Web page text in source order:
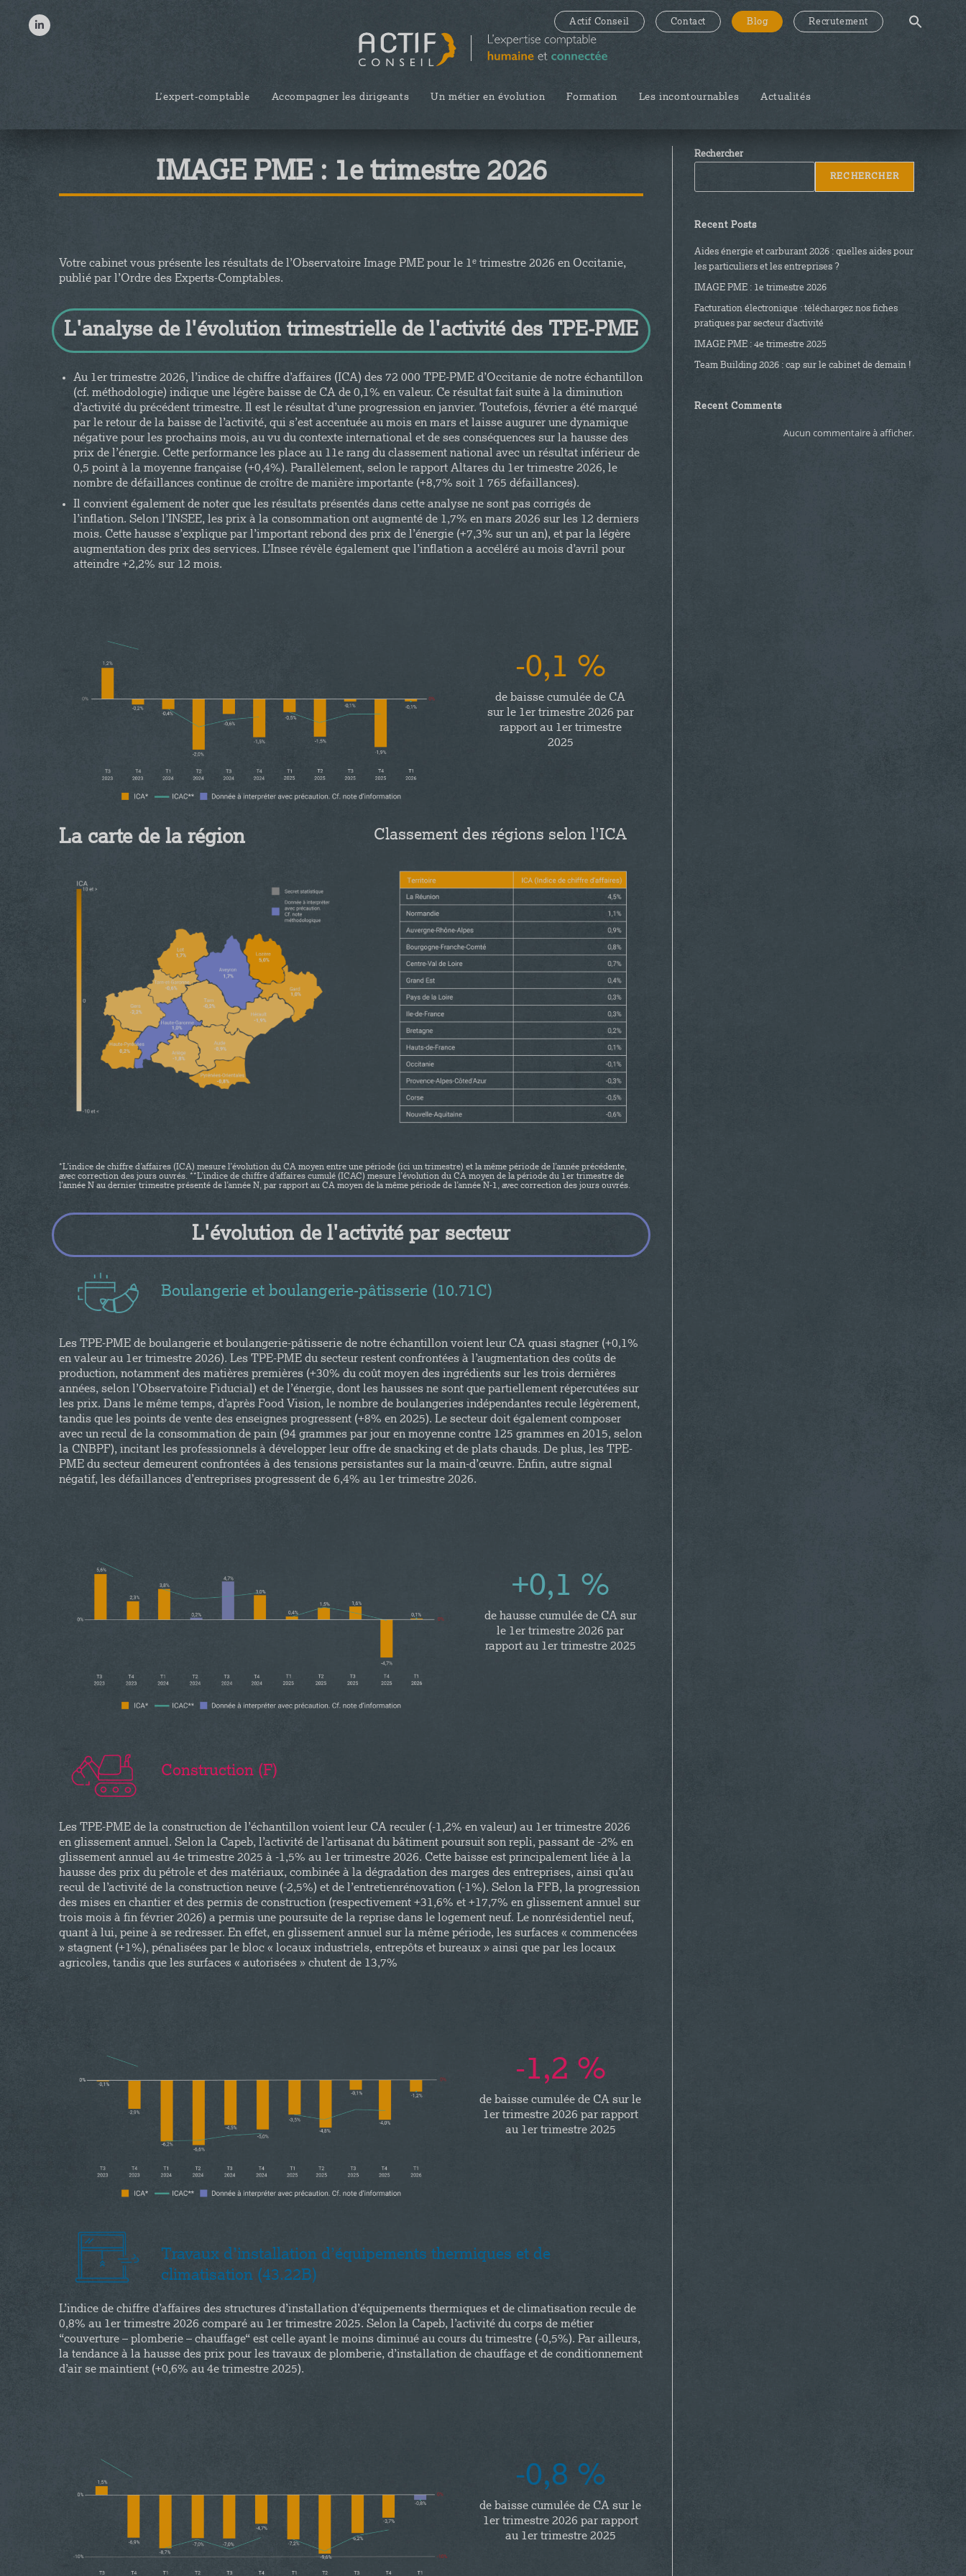
Actif Conseil Contact Blog Recrutement
L’expert-comptable Accompagner les dirigeants Un métier en évolution Formation Les incontournables Actualités
IMAGE PME : 1e trimestre 2026
Votre cabinet vous présente les résultats de l’Observatoire Image PME pour le 1ᵉ trimestre 2026 en Occitanie,
publié par l’Ordre des Experts-Comptables.
L'analyse de l'évolution trimestrielle de l'activité des TPE-PME
Au 1er trimestre 2026, l’indice de chiffre d’affaires (ICA) des 72 000 TPE-PME d’Occitanie de notre échantillon
(cf. méthodologie) indique une légère baisse de CA de 0,1% en valeur. Ce résultat fait suite à la diminution
d’activité du précédent trimestre. Il est le résultat d’une progression en janvier. Toutefois, février a été marqué
par le retour de la baisse de l’activité, qui s’est accentuée au mois en mars et laisse augurer une dynamique
négative pour les prochains mois, au vu du contexte international et de ses conséquences sur la hausse des
prix de l’énergie. Cette performance les place au 11e rang du classement national avec un résultat inférieur de
0,5 point à la moyenne française (+0,4%). Parallèlement, selon le rapport Altares du 1er trimestre 2026, le
nombre de défaillances continue de croître de manière importante (+8,7% soit 1 765 défaillances).
Il convient également de noter que les résultats présentés dans cette analyse ne sont pas corrigés de
l’inflation. Selon l’INSEE, les prix à la consommation ont augmenté de 1,7% en mars 2026 sur les 12 derniers
mois. Cette hausse s’explique par l’important rebond des prix de l’énergie (+7,3% sur un an), et par la légère
augmentation des prix des services. L’Insee révèle également que l’inflation a accéléré au mois d’avril pour
atteindre +2,2% sur 12 mois.
-0,1 %
de baisse cumulée de CA
sur le 1er trimestre 2026 par
rapport au 1er trimestre
2025
La carte de la région Classement des régions selon l'ICA
*L’indice de chiffre d’affaires (ICA) mesure l’évolution du CA moyen entre une période (ici un trimestre) et la même période de l’année précédente,
avec correction des jours ouvrés. **L’indice de chiffre d’affaires cumulé (ICAC) mesure l’évolution du CA moyen de la période du 1er trimestre de
l’année N au dernier trimestre présenté de l’année N, par rapport au CA moyen de la même période de l’année N-1, avec correction des jours ouvrés.
L'évolution de l'activité par secteur
Boulangerie et boulangerie-pâtisserie (10.71C)​
Les TPE-PME de boulangerie et boulangerie-pâtisserie de notre échantillon voient leur CA quasi stagner (+0,1%
en valeur au 1er trimestre 2026). Les TPE-PME du secteur restent confrontées à l’augmentation des coûts de
production, notamment des matières premières (+30% du coût moyen des ingrédients sur les trois dernières
années, selon l’Observatoire Fiducial) et de l’énergie, dont les hausses ne sont que partiellement répercutées sur
les prix. Dans le même temps, d’après Food Vision, le nombre de boulangeries indépendantes recule légèrement,
tandis que les points de vente des enseignes progressent (+8% en 2025). Le secteur doit également composer
avec un recul de la consommation de pain (94 grammes par jour en moyenne contre 125 grammes en 2015, selon
la CNBPF), incitant les professionnels à développer leur offre de snacking et de plats chauds. De plus, les TPE-
PME du secteur demeurent confrontées à des tensions persistantes sur la main-d’œuvre. Enfin, autre signal
négatif, les défaillances d’entreprises progressent de 6,4% au 1er trimestre 2026.
+0,1 %
de hausse cumulée de CA sur
le 1er trimestre 2026 par
rapport au 1er trimestre 2025
Construction (F)
Les TPE-PME de la construction de l’échantillon voient leur CA reculer (-1,2% en valeur) au 1er trimestre 2026
en glissement annuel. Selon la Capeb, l’activité de l’artisanat du bâtiment poursuit son repli, passant de -2% en
glissement annuel au 4e trimestre 2025 à -1,5% au 1er trimestre 2026. Cette baisse est principalement liée à la
hausse des prix du pétrole et des matériaux, combinée à la dégradation des marges des entreprises, ainsi qu’au
recul de l’activité de la construction neuve (-2,5%) et de l’entretienrénovation (-1%). Selon la FFB, la progression
des mises en chantier et des permis de construction (respectivement +31,6% et +17,7% en glissement annuel sur
trois mois à fin février 2026) a permis une poursuite de la reprise dans le logement neuf. Le nonrésidentiel neuf,
quant à lui, peine à se redresser. En effet, en glissement annuel sur la même période, les surfaces « commencées
» stagnent (+1%), pénalisées par le bloc « locaux industriels, entrepôts et bureaux » ainsi que par les locaux
agricoles, tandis que les surfaces « autorisées » chutent de 13,7%
-1,2 %
de baisse cumulée de CA sur le
1er trimestre 2026 par rapport
au 1er trimestre 2025
Travaux d’installation d’équipements thermiques et de
climatisation (43.22B)
L’indice de chiffre d’affaires des structures d’installation d’équipements thermiques et de climatisation recule de
0,8% au 1er trimestre 2026 comparé au 1er trimestre 2025. Selon la Capeb, l’activité du corps de métier
“couverture – plomberie – chauffage“ est celle ayant le moins diminué au cours du trimestre (-0,5%). Par ailleurs,
la tendance à la hausse des prix pour les travaux de plomberie, d’installation de chauffage et de conditionnement
d’air se maintient (+0,6% au 4e trimestre 2025).
-0,8 %
de baisse cumulée de CA sur le
1er trimestre 2026 par rapport
au 1er trimestre 2025
Rechercher
RECHERCHER
Recent Posts
Aides énergie et carburant 2026 : quelles aides pour
les particuliers et les entreprises ?
IMAGE PME : 1e trimestre 2026
Facturation électronique : téléchargez nos fiches
pratiques par secteur d’activité
IMAGE PME : 4e trimestre 2025
Team Building 2026 : cap sur le cabinet de demain !
Recent Comments
Aucun commentaire à afficher.